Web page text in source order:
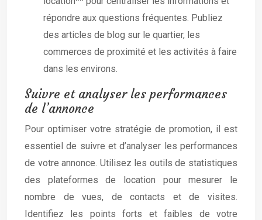
répondre aux questions fréquentes. Publiez
des articles de blog sur le quartier, les
commerces de proximité et les activités à faire
dans les environs.
Suivre et analyser les performances
de l’annonce
Pour optimiser votre stratégie de promotion, il est
essentiel de suivre et d’analyser les performances
de votre annonce. Utilisez les outils de statistiques
des plateformes de location pour mesurer le
nombre de vues, de contacts et de visites.
Identifiez les points forts et faibles de votre